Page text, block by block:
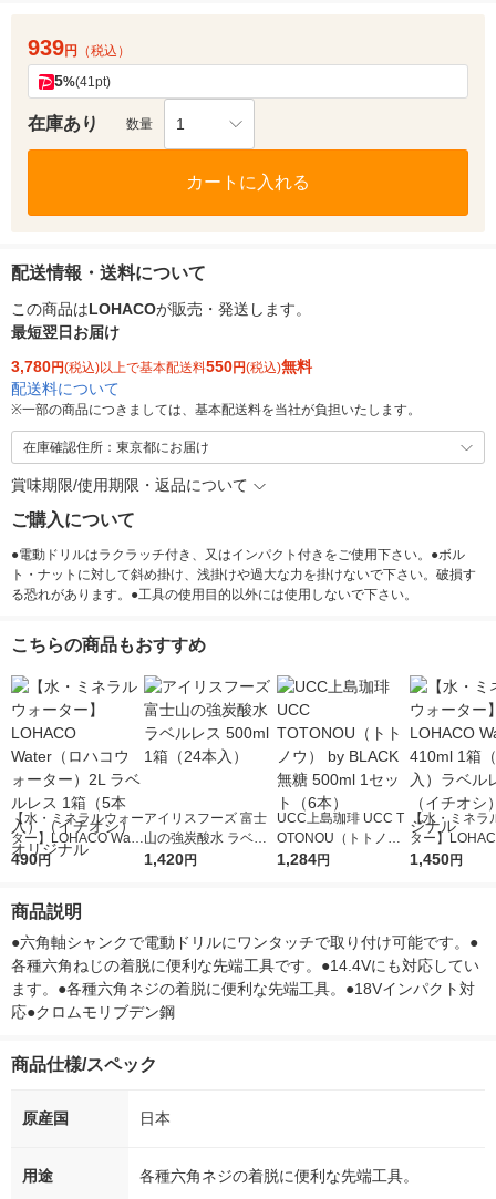
939円 （税込）
5%(41pt)
在庫あり 数量 1
カートに入れる
配送情報・送料について
この商品はLOHACOが販売・発送します。
最短翌日お届け
3,780円(税込)以上で基本配送料550円(税込)無料
配送料について
※一部の商品につきましては、基本配送料を当社が負担いたします。
在庫確認住所：東京都にお届け
賞味期限/使用期限・返品について
ご購入について
●電動ドリルはラクラッチ付き、又はインパクト付きをご使用下さい。●ボル
ト・ナットに対して斜め掛け、浅掛けや過大な力を掛けないで下さい。破損す
る恐れがあります。●工具の使用目的以外には使用しないで下さい。
こちらの商品もおすすめ
【水・ミネラルウォー
ター】LOHACO Wate
r（ロハコウォータ
シ） オリジナル
490円
アイリスフーズ 富士
山の強炭酸水 ラベル
レス 500ml 1箱（24
1,420円
UCC上島珈琲 UCC T
OTONOU（トトノ
ウ） by BLACK無糖 5
1,284円
【水・ミネラ
ター】
r 410ml 1箱（
1,450円
商品説明
●六角軸シャンクで電動ドリルにワンタッチで取り付け可能です。●
各種六角ねじの着脱に便利な先端工具です。●14.4Vにも対応してい
ます。●各種六角ネジの着脱に便利な先端工具。●18Vインパクト対
応●クロムモリブデン鋼
商品仕様/スペック
原産国 日本
用途 各種六角ネジの着脱に便利な先端工具。